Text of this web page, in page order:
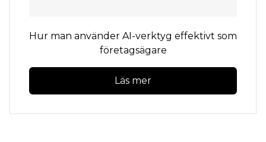
Hur man använder AI-verktyg effektivt som
företagsägare
Läs mer